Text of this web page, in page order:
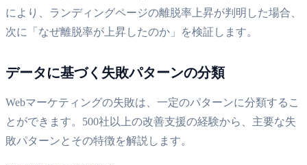
により、ランディングページの離脱率上昇が判明した場合、
次に「なぜ離脱率が上昇したのか」を検証します。
データに基づく失敗パターンの分類
Webマーケティングの失敗は、一定のパターンに分類するこ
とができます。500社以上の改善支援の経験から、主要な失
敗パターンとその特徴を解説します。